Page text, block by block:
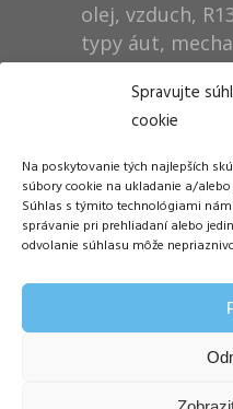
Spravujte
cookie
Na poskytovanie tých najlepších
súbory cookie na ukladanie a/
Súhlas s týmito technológiami
správanie pri prehliadaní alebo
odvolanie súhlasu môže
olej, vzduch,
typy áut,
technológií,
Dušan Pytel P a
ŠM Stráže
058 01 Poprad
Tel.: +421 905